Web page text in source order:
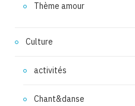
Thème amour
Culture
activités
Chant&danse